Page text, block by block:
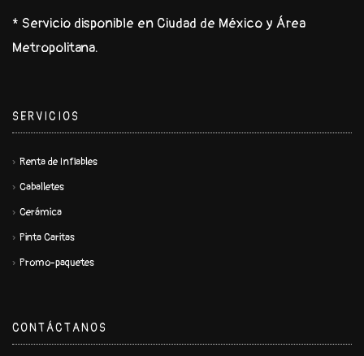
* Servicio disponible en Ciudad de México y Área
Metropolitana.
SERVICIOS
Renta de Inflables
Caballetes
Cerámica
Pinta Caritas
Promo-paquetes
CONTÁCTANOS